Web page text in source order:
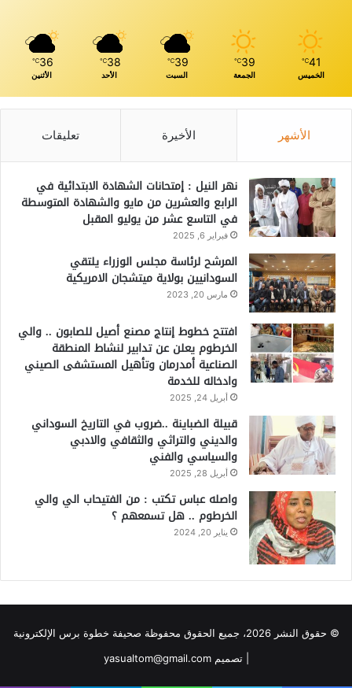
41
℃
الخميس
39
℃
الجمعة
39
℃
السبت
38
℃
الأحد
36
℃
الأثنين
الأشهر الأخيرة تعليقات
نهر النيل : إمتحانات الشهادة الابتدائية في
الرابع والعشرين من مايو والشهادة المتوسطة
في التاسع عشر من يوليو المقبل
فبراير 6, 2025
المرشح لرئاسة مجلس الوزراء يلتقي
السودانيين بولاية ميتشجان الامريكية
مارس 20, 2023
افتتح خطوط إنتاج مصنع أصيل للصابون .. والي
الخرطوم يعلن عن تدابير لنشاط المنطقة
الصناعية أمدرمان وتأهيل المستشفى الصيني
وادخاله للخدمة
أبريل 24, 2025
قبيلة الضباينة ..ضروب في التاريخ السوداني
والديني والتراثي والثقافي والادبي
والسياسي والفني
أبريل 28, 2025
واصله عباس تكتب : من الفتيحاب الي والي
الخرطوم .. هل تسمعهم ؟
يناير 20, 2024
© حقوق النشر 2026، جميع الحقوق محفوظة صحيفة خطوة برس الإلكترونية
| تصميم yasualtom@gmail.com